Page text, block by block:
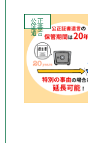
公正
証書
遺言